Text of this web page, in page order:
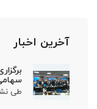
آخرین اخبار
طی